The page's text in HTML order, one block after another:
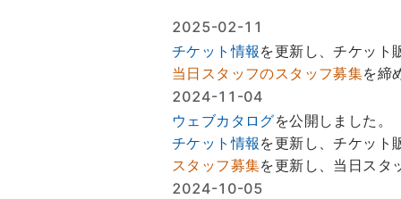
2025-02-11
チケット情報 を更新し、チケット
当日スタッフのスタッフ募集を締
2024-11-04
ウェブカタログを公開しました。
チケット情報 を更新し、チケット
スタッフ募集を更新し、当日スタ
2024-10-05